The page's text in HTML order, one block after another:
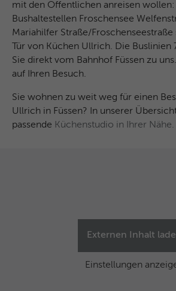
mit den Öffentlichen anreisen wollen:
Bushaltestellen Froschensee
Mariahilfer Straße/
Tür von Küchen Ullrich. Die Buslinien
Sie direkt vom Bahnhof Füssen zu
auf Ihren Besuch.
Sie wohnen zu weit weg für einen
Ullrich in Füssen? In unserer
passende Küchenstudio in Ihrer Nähe.
Externen Inhalt
Einstellungen